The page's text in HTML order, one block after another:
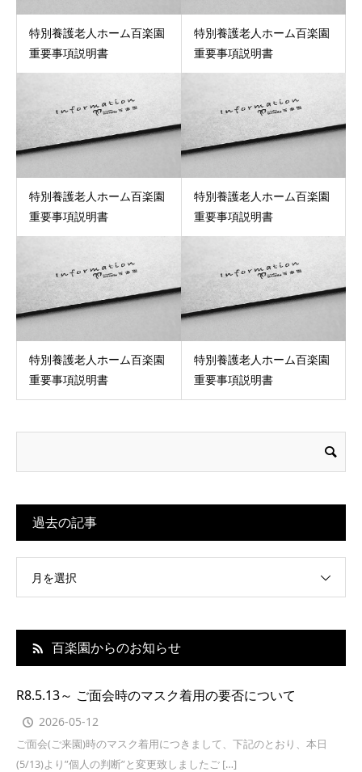
特別養護老人ホーム百楽園
重要事項説明書
特別養護老人ホーム百楽園
重要事項説明書
特別養護老人ホーム百楽園
重要事項説明書
特別養護老人ホーム百楽園
重要事項説明書
特別養護老人ホーム百楽園
重要事項説明書
特別養護老人ホーム百楽園
重要事項説明書
過去の記事
月を選択
百楽園からのお知らせ
R8.5.13～ ご面会時のマスク着用の要否について
2026-05-12
ご面会(ご来園)時のマスク着用につきまして、下記のとおり、本日
(5/13)より”個人の判断”と変更致しましたご […]